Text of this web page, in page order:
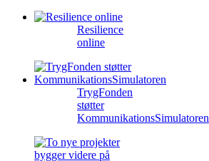
Resilience
online
TrygFonden
støtter
KommunikationsSimulatoren